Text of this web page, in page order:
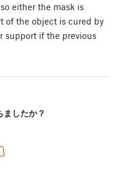
either the mask is
of the object is cured by
support if the previous
ましたか？